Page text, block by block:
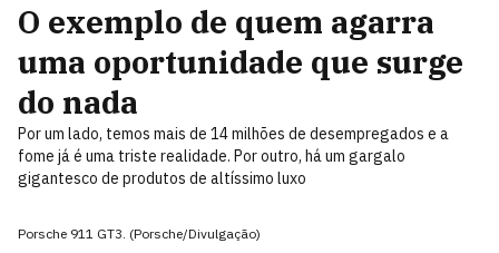
O exemplo de quem agarra
uma oportunidade que surge
do nada
Por um lado, temos mais de 14 milhões de desempregados e a
fome já é uma triste realidade. Por outro, há um gargalo
gigantesco de produtos de altíssimo luxo
Porsche 911 GT3. (Porsche/Divulgação)